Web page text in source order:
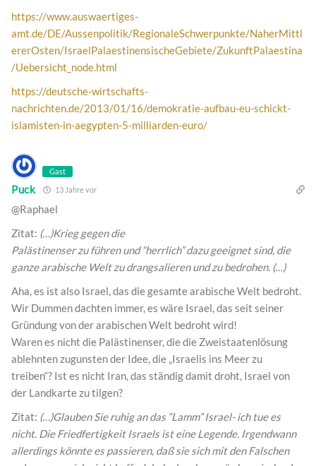
https://www.auswaertiges-
amt.de/DE/Aussenpolitik/RegionaleSchwerpunkte/NaherMittl
ererOsten/IsraelPalaestinensischeGebiete/ZukunftPalaestina
/Uebersicht_node.html
https://deutsche-wirtschafts-
nachrichten.de/2013/01/16/demokratie-aufbau-eu-schickt-
islamisten-in-aegypten-5-milliarden-euro/
Gast
Puck 13 Jahre vor
@Raphael
Zitat: (…)Krieg gegen die
Palästinenser zu führen und “herrlich” dazu geeignet sind, die
ganze arabische Welt zu drangsalieren und zu bedrohen. (…)
Aha, es ist also Israel, das die gesamte arabische Welt bedroht.
Wir Dummen dachten immer, es wäre Israel, das seit seiner
Gründung von der arabischen Welt bedroht wird!
Waren es nicht die Palästinenser, die die Zweistaatenlösung
ablehnten zugunsten der Idee, die „Israelis ins Meer zu
treiben“? Ist es nicht Iran, das ständig damit droht, Israel von
der Landkarte zu tilgen?
Zitat: (…)Glauben Sie ruhig an das “Lamm” Israel- ich tue es
nicht. Die Friedfertigkeit Israels ist eine Legende. Irgendwann
allerdings könnte es passieren, daß sie sich mit den Falschen